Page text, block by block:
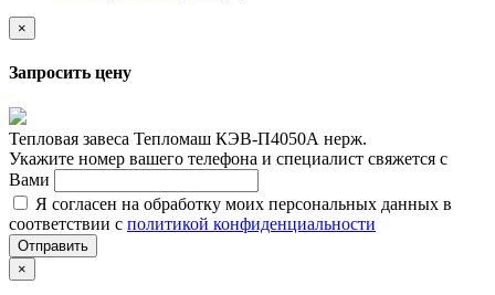
×
Запросить цену
Тепловая завеса Тепломаш КЭВ-П4050А нерж.
Укажите номер вашего телефона и специалист свяжется с
Вами
Я согласен на обработку моих персональных данных в
соответствии с политикой конфиденциальности
Отправить
×